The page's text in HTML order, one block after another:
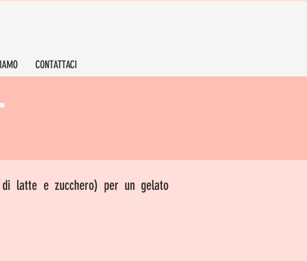
CONTATTACI
latte e zucchero) per un gelato